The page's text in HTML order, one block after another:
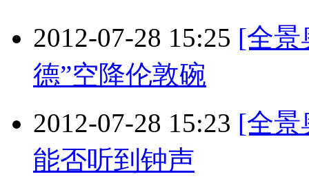
2012-07-28 15:25 [全景
德”空降伦敦碗
2012-07-28 15:23 [全景
能否听到钟声